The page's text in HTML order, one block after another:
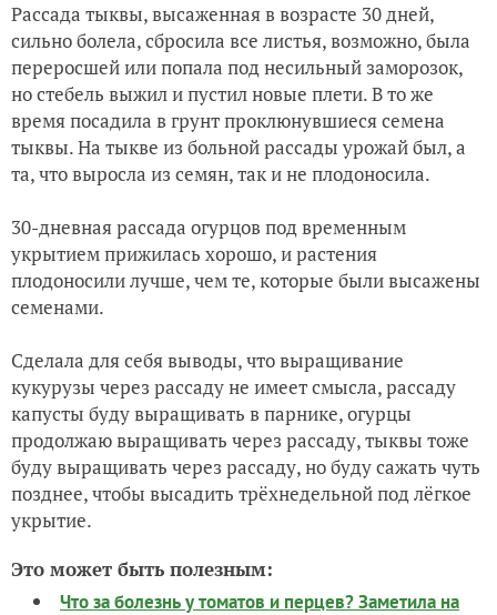
Рассада тыквы, высаженная в возрасте 30 дней,
сильно болела, сбросила все листья, возможно, была
переросшей или попала под несильный заморозок,
но стебель выжил и пустил новые плети. В то же
время посадила в грунт проклюнувшиеся семена
тыквы. На тыкве из больной рассады урожай был, а
та, что выросла из семян, так и не плодоносила.
30-дневная рассада огурцов под временным
укрытием прижилась хорошо, и растения
плодоносили лучше, чем те, которые были высажены
семенами.
Сделала для себя выводы, что выращивание
кукурузы через рассаду не имеет смысла, рассаду
капусты буду выращивать в парнике, огурцы
продолжаю выращивать через рассаду, тыквы тоже
буду выращивать через рассаду, но буду сажать чуть
позднее, чтобы высадить трёхнедельной под лёгкое
укрытие.
Это может быть полезным:
Что за болезнь у томатов и перцев? Заметила на